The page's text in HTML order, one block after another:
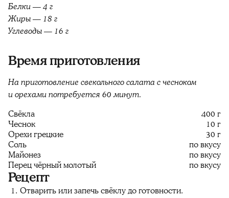
Белки — 4 г
Жиры — 18 г
Углеводы — 16 г
Время приготовления
На приготовление свекольного салата с чесноком
и орехами потребуется 60 минут.
Свёкла
400 г
Чеснок
10 г
Орехи грецкие
30 г
Соль
по вкусу
Майонез
по вкусу
Перец чёрный молотый
по вкусу
Рецепт
Отварить или запечь свёклу до готовности.